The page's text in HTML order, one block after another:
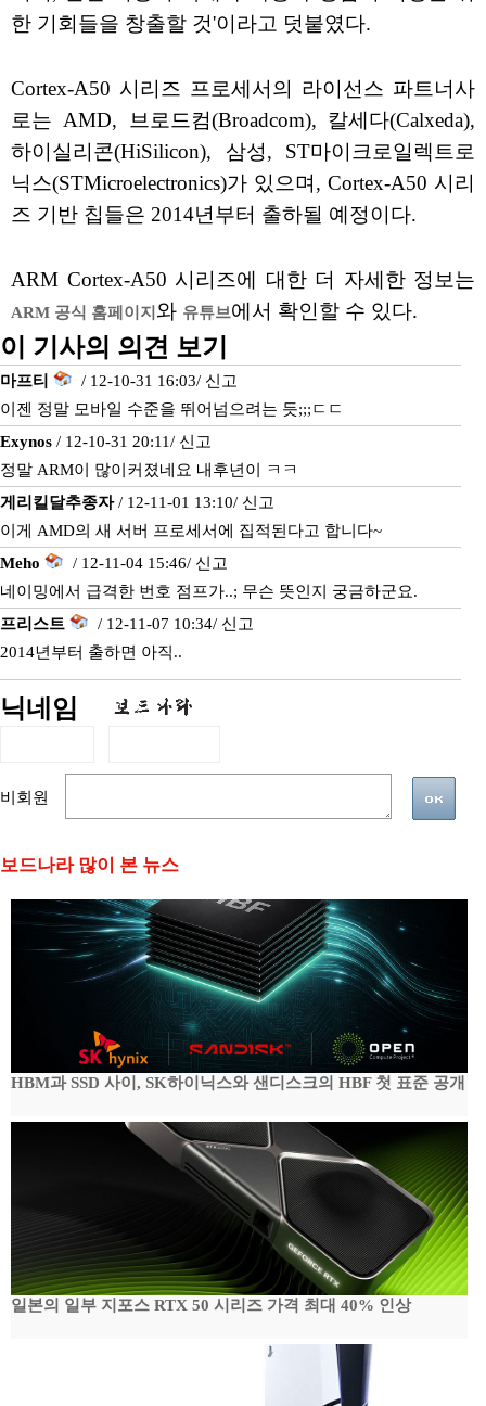
한 기회들을 창출할 것'이라고 덧붙였다.
Cortex-A50 시리즈 프로세서의 라이선스 파트너사
로는 AMD, 브로드컴(Broadcom), 칼세다(Calxeda),
하이실리콘(HiSilicon), 삼성, ST마이크로일렉트로
닉스(STMicroelectronics)가 있으며, Cortex-A50 시리
즈 기반 칩들은 2014년부터 출하될 예정이다.
ARM Cortex-A50 시리즈에 대한 더 자세한 정보는
ARM 공식 홈페이지 와 유튜브에서 확인할 수 있다.
이 기사의 의견 보기
마프티 / 12-10-31 16:03/ 신고
이젠 정말 모바일 수준을 뛰어넘으려는 듯;;;ㄷㄷ
Exynos / 12-10-31 20:11/ 신고
정말 ARM이 많이커졌네요 내후년이 ㅋㅋ
게리킬달추종자/ 12-11-01 13:10/ 신고
이게 AMD의 새 서버 프로세서에 집적된다고 합니다~
Meho
/ 12-11-04 15:46/ 신고
네이밍에서 급격한 번호 점프가..; 무슨 뜻인지 궁금하군요.
프리스트
/ 12-11-07 10:34/ 신고
2014년부터 출하면 아직..
닉네임
비회원
보드나라 많이 본 뉴스
HBM과 SSD 사이, SK하이닉스와 샌디스크의 HBF 첫 표준 공개
일본의 일부 지포스 RTX 50 시리즈 가격 최대 40% 인상